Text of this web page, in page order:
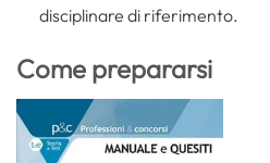
disciplinare di riferimento.
Come prepararsi